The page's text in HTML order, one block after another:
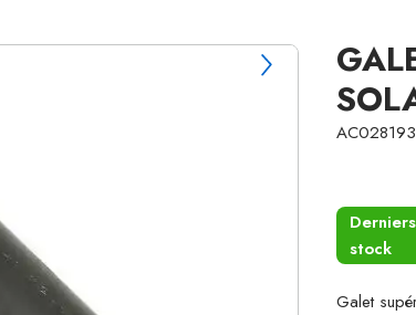
AC028193
stock
Galet